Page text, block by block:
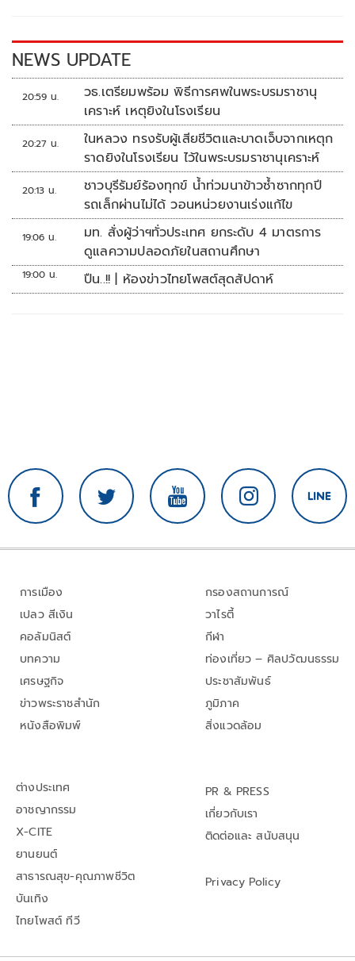
k k
NEWS UPDATE
20:59 น.
วธ.เตรียมพร้อม พิธีการศพในพระบรมราชานุ
เคราะห์ เหตุยิงในโรงเรียน
20:27 น.
ในหลวง ทรงรับผู้เสียชีวิตและบาดเจ็บจากเหตุก
ราดยิงในโรงเรียน ไว้ในพระบรมราชานุเคราะห์
20:13 น.
ชาวบุรีรัมย์ร้องทุกข์ น้ำท่วมนาข้าวซ้ำซากทุกปี
รถเล็กผ่านไม่ได้ วอนหน่วยงานเร่งแก้ไข
19:06 น.
มท. สั่งผู้ว่าฯทั่วประเทศ ยกระดับ 4 มาตรการ
ดูแลความปลอดภัยในสถานศึกษา
19:00 น. ปืน..!! | ห้องข่าวไทยโพสต์สุดสัปดาห์
การเมือง
เปลว สีเงิน
คอลัมนิสต์
บทความ
เศรษฐกิจ
ข่าวพระราชสำนัก
หนังสือพิมพ์
กรองสถานการณ์
วาไรตี้
กีฬา
ท่องเที่ยว – ศิลปวัฒนธรรม
ประชาสัมพันธ์
ภูมิภาค
สิ่งแวดล้อม
ต่างประเทศ
อาชญากรรม
X-CITE
ยานยนต์
สาธารณสุข-คุณภาพชีวิต
บันเทิง
ไทยโพสต์ ทีวี
PR & PRESS
เกี่ยวกับเรา
ติดต่อและ สนับสนุน
Privacy Policy